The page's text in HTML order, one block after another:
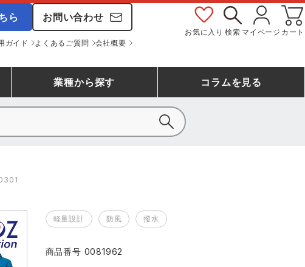
ら お問い合わせ
ガイド よくあるご質問 会社概要
お気に入り 検索 マイページ カート
レインウェア・カッパ
グ 作業用手袋ランキング
業種から探す
清掃・ビルメンテ作業服
コラムを見る
軽量設計 防風 撥水
商品番号 0081962